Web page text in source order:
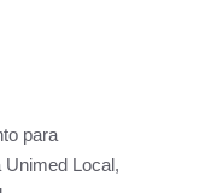
para
Unimed Local,